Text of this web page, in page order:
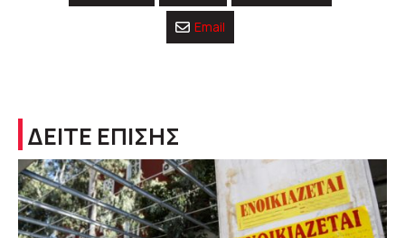
Email
ΔΕΙΤΕ ΕΠΙΣΗΣ